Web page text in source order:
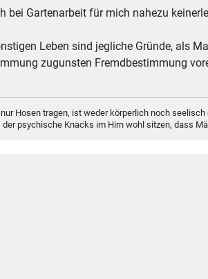
bei Gartenarbeit für mich nahezu
Leben sind jegliche Gründe, als
zugunsten Fremdbestimmung
Hosen tragen, ist weder körperlich noch seelisch
psychische Knacks im Hirn wohl sitzen, dass